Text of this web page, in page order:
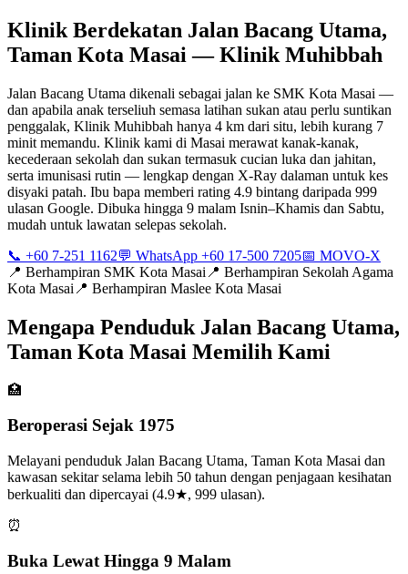
Klinik Berdekatan Jalan Bacang Utama,
Taman Kota Masai — Klinik Muhibbah
Jalan Bacang Utama dikenali sebagai jalan ke SMK Kota Masai —
dan apabila anak terseliuh semasa latihan sukan atau perlu suntikan
penggalak, Klinik Muhibbah hanya 4 km dari situ, lebih kurang 7
minit memandu. Klinik kami di Masai merawat kanak-kanak,
kecederaan sekolah dan sukan termasuk cucian luka dan jahitan,
serta imunisasi rutin — lengkap dengan X-Ray dalaman untuk kes
disyaki patah. Ibu bapa memberi rating 4.9 bintang daripada 999
ulasan Google. Dibuka hingga 9 malam Isnin–Khamis dan Sabtu,
mudah untuk lawatan selepas sekolah.
📞 +60 7-251 1162💬 WhatsApp +60 17-500 7205📅 MOVO-X
📍 Berhampiran SMK Kota Masai 📍 Berhampiran Sekolah Agama
Kota Masai 📍 Berhampiran Maslee Kota Masai
Mengapa Penduduk Jalan Bacang Utama,
Taman Kota Masai Memilih Kami
🏥
Beroperasi Sejak 1975
Melayani penduduk Jalan Bacang Utama, Taman Kota Masai dan
kawasan sekitar selama lebih 50 tahun dengan penjagaan kesihatan
berkualiti dan dipercayai (4.9★, 999 ulasan).
⏰
Buka Lewat Hingga 9 Malam